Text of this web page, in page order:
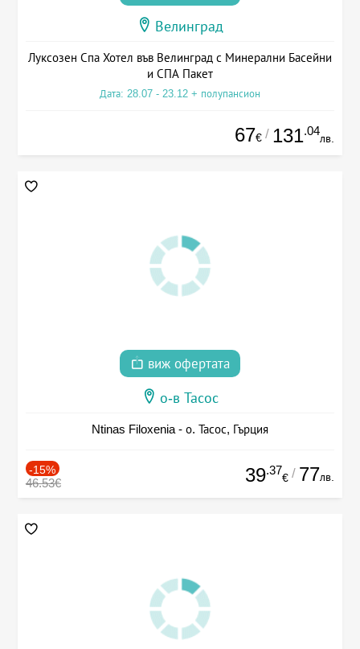
Велинград
Луксозен Спа Хотел във Велинград с Минерални Басейни
и СПА Пакет
Дата: 28.07 - 23.12 + полупансион
67€ / 131.04
лв.
виж офертата
о-в Тасос
Ntinas Filoxenia - о. Тасос, Гърция
-15%
46.53€ 39.37
€ / 77лв.